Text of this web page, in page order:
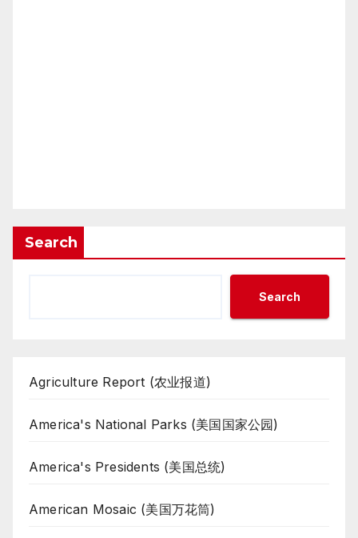
Search
Search
Agriculture Report (农业报道)
America's National Parks (美国国家公园)
America's Presidents (美国总统)
American Mosaic (美国万花筒)